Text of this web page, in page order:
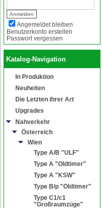
Angemeldet bleiben
Benutzerkonto erstellen
Passwort vergessen
Katalog-Navigation
In Produktion
Neuheiten
Die Letzten ihrer Art
Upgrades
Nahverkehr
Österreich
Wien
Type A/B "ULF"
Type A "Oldtimer"
Type A "KSW"
Type B/p "Oldtimer"
Type C1/c1
"Großraumzüge"